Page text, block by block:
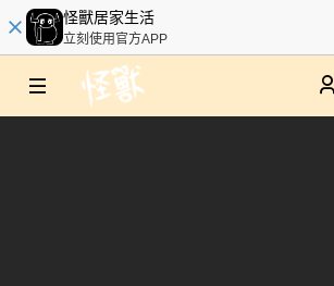
怪獸居家生活
立刻使用官方APP